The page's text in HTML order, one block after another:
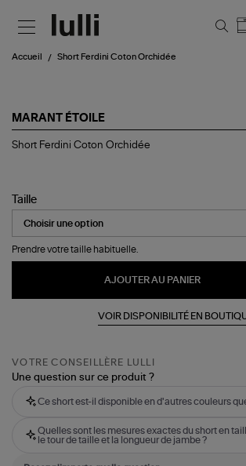
Accueil Short Ferdini Coton Orchidée
MARANT ÉTOILE
Short
Short Ferdini Coton Orchidée
Taille
Prendre votre taille habituelle.
AJOUTER AU PANIER
VOIR DISPONIBILITÉ EN
VOTRE CONSEILLÈRE LULLI
Une question sur ce produit ?
Ce short est-il disponible en d'autres couleurs
Quelles sont les mesures exactes du short en
le tour de taille et la longueur de jambe ?